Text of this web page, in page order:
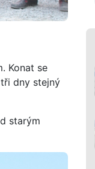
Konat se
dny stejný
starým